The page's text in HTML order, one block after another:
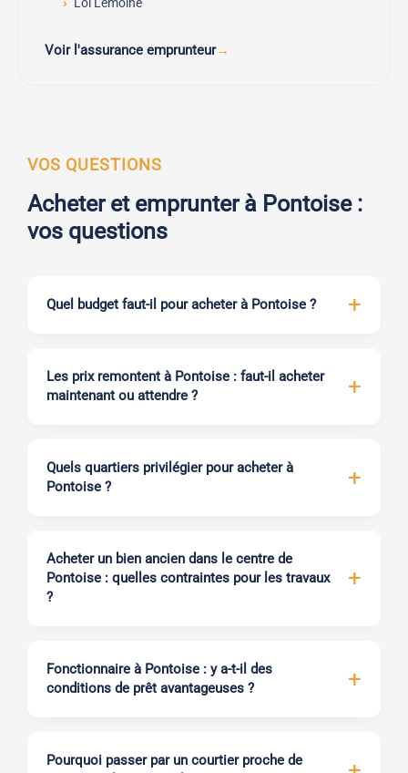
Voir l'assurance emprunteur
VOS QUESTIONS
Acheter et emprunter à Pontoise :
vos questions
Quel budget faut-il pour acheter à Pontoise ?
Les prix remontent à Pontoise : faut-il acheter
maintenant ou attendre ?
Quels quartiers privilégier pour acheter à
Pontoise ?
Acheter un bien ancien dans le centre de
Pontoise : quelles contraintes pour les travaux
?
Fonctionnaire à Pontoise : y a-t-il des
conditions de prêt avantageuses ?
Pourquoi passer par un courtier proche de